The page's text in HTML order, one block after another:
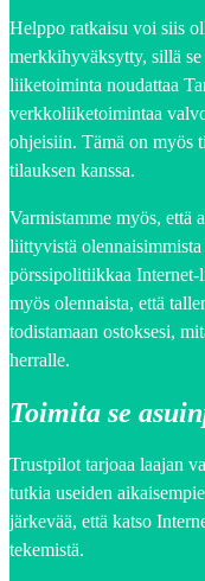
Helppo ratkaisu voi siis
merkkihyväksytty, sillä
liiketoiminta noudattaa
verkkoliiketoimintaa
ohjeisiin. Tämä on myös
tilauksen kanssa.
Varmistamme myös, että
liittyvistä
pörssipolitiikkaa Internet-
myös olennaista, että
todistamaan ostoksesi,
herralle.
Toimita se
Trustpilot tarjoaa laajan
tutkia useiden
järkevää, että katso
tekemistä.